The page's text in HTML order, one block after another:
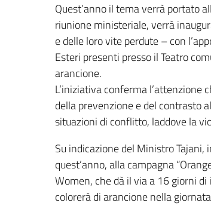
Quest’anno il tema verrà portato
riunione ministeriale, verrà
e delle loro vite perdute – con
Esteri presenti presso il Teatro
arancione.
L’iniziativa conferma l’attenzione
della prevenzione e del contrasto
situazioni di conflitto, laddove la
Su indicazione del Ministro
quest’anno, alla campagna
Women, che dà il via a 16 giorni
colorerà di arancione nella